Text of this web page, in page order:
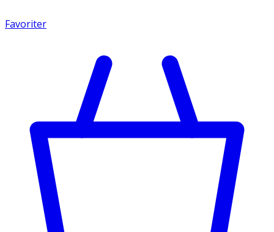
Favoriter